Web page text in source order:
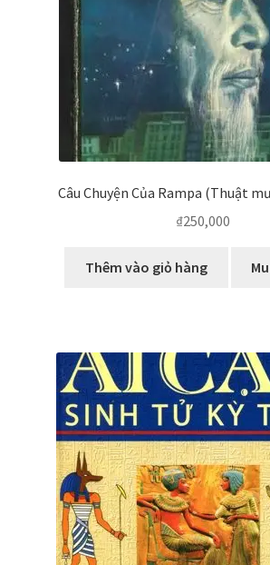
Câu Chuyện Của Rampa (Thuật
₫250,000
Thêm vào giỏ hàng